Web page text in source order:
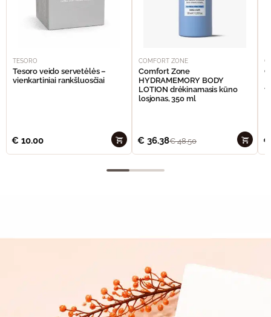
TESORO
Tesoro veido servetėlės –
vienkartiniai rankšluosčiai
€ 10.00
COMFORT ZONE
Comfort Zone
HYDRAMEMORY BODY
LOTION drėkinamasis kūno
losjonas, 350 ml
€ 36.38€48.50 €